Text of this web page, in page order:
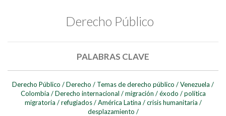
Buscar
Buscar
Derecho Público
PALABRAS CLAVE
Derecho Público /Derecho / Temas de derecho público /Venezuela /
Colombia / Derecho internacional / migración / éxodo / política
migratoria / refugiados / América Latina / crisis humanitaria /
desplazamiento /